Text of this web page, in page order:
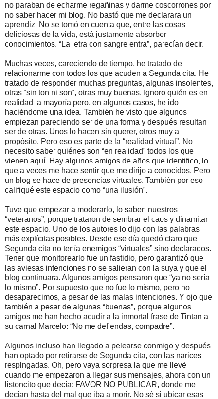
no paraban de echarme regañinas y darme coscorrones por
no saber hacer mi blog. No bastó que me declarara un
aprendiz. No se tomó en cuenta que, entre las cosas
deliciosas de la vida, está justamente absorber
conocimientos. “La letra con sangre entra”, parecían decir.
Muchas veces, careciendo de tiempo, he tratado de
relacionarme con todos los que acuden a Segunda cita. He
tratado de responder muchas preguntas, algunas insolentes,
otras “sin ton ni son”, otras muy buenas. Ignoro quién es en
realidad la mayoría pero, en algunos casos, he ido
haciéndome una idea. También he visto que algunos
empiezan pareciendo ser de una forma y después resultan
ser de otras. Unos lo hacen sin querer, otros muy a
propósito. Pero eso es parte de la “realidad virtual”. No
necesito saber quiénes son “en realidad” todos los que
vienen aquí. Hay algunos amigos de años que identifico, lo
que a veces me hace sentir que me dirijo a conocidos. Pero
un blog se hace de presencias virtuales. También por eso
califiqué este espacio como “una ilusión”.
Tuve que empezar a moderarlo, lo saben nuestros
“veteranos”, porque trataron de sembrar el caos y dinamitar
este espacio. Uno de los autores lo dijo con las palabras
más explícitas posibles. Desde ese día quedó claro que
Segunda cita no tenía enemigos “virtuales” sino declarados.
Tener que monitorearlo fue un fastidio, pero garantizó que
las aviesas intenciones no se salieran con la suya y que el
blog continuara. Algunos amigos pensaron que “ya no sería
lo mismo”. Por supuesto que no fue lo mismo, pero no
desaparecimos, a pesar de las malas intenciones. Y ojo que
también a pesar de algunas “buenas”, porque algunos
amigos me han hecho acudir a la inmortal frase de Tintan a
su carnal Marcelo: “No me defiendas, compadre”.
Algunos incluso han llegado a pelearse conmigo y después
han optado por retirarse de Segunda cita, con las narices
respingadas. Oh, pero vaya sorpresa la que me llevé
cuando me empezaron a llegar sus mensajes, ahora con un
listoncito que decía: FAVOR NO PUBLICAR, donde me
decían hasta del mal que iba a morir. No sé si ubicar esas